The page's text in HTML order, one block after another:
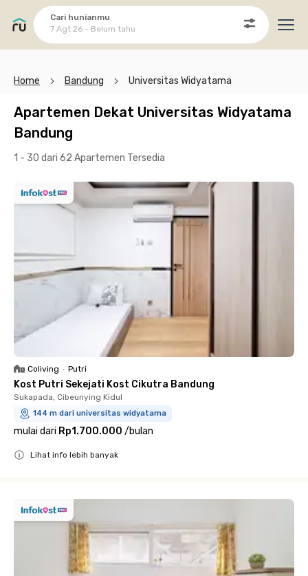
Cari hunianmu
7 Agt 26 - Belum tahu
Home Bandung Universitas Widyatama
Apartemen Dekat Universitas Widyatama
Bandung
1 - 30 dari 62 Apartemen Tersedia
Coliving • Putri
Kost Putri Sekejati Kost Cikutra Bandung
Sukapada, Cibeunying Kidul
144 m dari universitas widyatama
mulai dari Rp1.700.000 /bulan
Lihat info lebih banyak